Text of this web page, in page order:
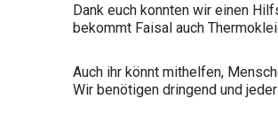
Dank euch konnten wir einen
bekommt Faisal auch
Auch ihr könnt mithelfen,
Wir benötigen dringend und